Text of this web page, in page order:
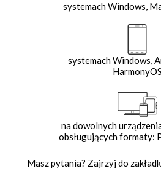
systemach Windows,
systemach Windows,
HarmonyOS
na dowolnych
obsługujących formaty:
Masz pytania? Zajrzyj do